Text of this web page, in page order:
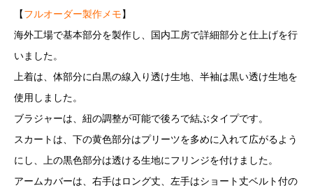
【フルオーダー製作メモ】
海外工場で基本部分を製作し、国内工房で詳細部分と仕上げを行
いました。
上着は、体部分に白黒の線入り透け生地、半袖は黒い透け生地を
使用しました。
ブラジャーは、紐の調整が可能で後ろで結ぶタイプです。
スカートは、下の黄色部分はプリーツを多めに入れて広がるよう
にし、上の黒色部分は透ける生地にフリンジを付けました。
アームカバーは、右手はロング丈、左手はショート丈ベルト付の